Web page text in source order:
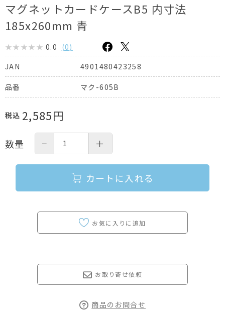
マグネットカードケースB5 内寸法
185x260mm 青
0.0 (0)
JAN
4901480423258
品番 マク-605B
税込 2,585円
数量 − ＋
カートに入れる
お取り寄せ依頼
商品のお問合せ